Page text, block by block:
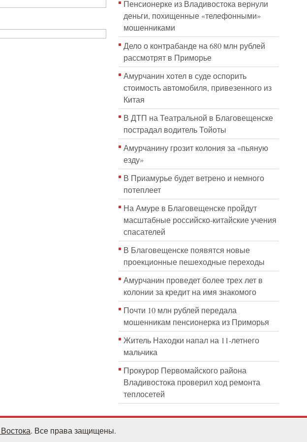
Пенсионерке из Владивостока вернули
деньги, похищенные «телефонными»
мошенниками
Дело о контрабанде на 680 млн рублей
рассмотрят в Приморье
Амурчанин хотел в суде оспорить
стоимость автомобиля, привезенного из
Китая
В ДТП на Театральной в Благовещенске
пострадал водитель Тойоты
Амурчанину грозит колония за «пьяную
езду»
В Приамурье будет ветрено и немного
потеплеет
На Амуре в Благовещенске пройдут
масштабные российско-китайские учения
спасателей
В Благовещенске появятся новые
проекционные пешеходные переходы
Амурчанин проведет более трех лет в
колонии за кредит на имя знакомого
Почти 10 млн рублей передала
мошенникам пенсионерка из Приморья
Житель Находки напал на 11-летнего
мальчика
Прокурор Первомайского района
Владивостока проверил ход ремонта
теплосетей
. Все права защищены.